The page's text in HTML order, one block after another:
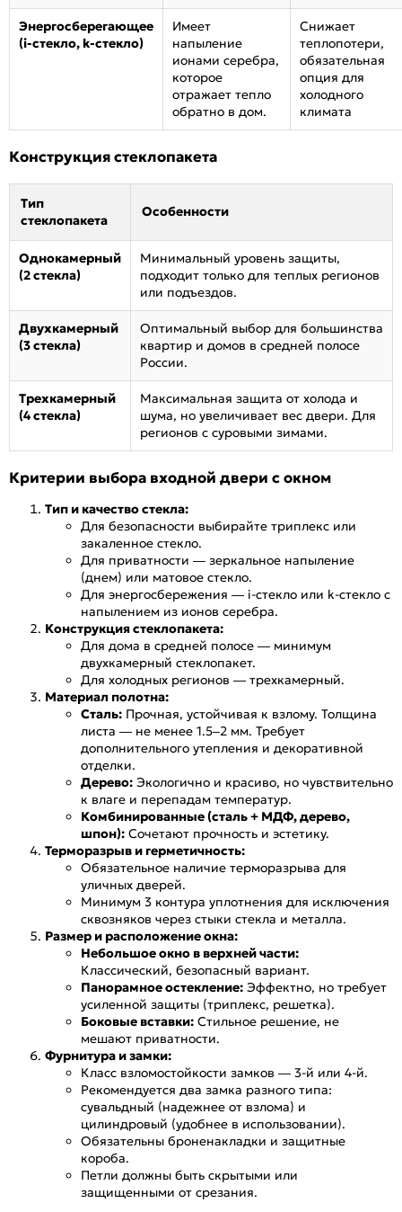
Энергосберегающее
(i-стекло, k-стекло)
Имеет
напыление
ионами серебра,
которое
отражает тепло
обратно в дом.
Снижает
теплопотери,
обязательная
опция для
холодного
климата
Конструкция стеклопакета
Тип
стеклопакета
Особенности
Однокамерный
(2 стекла)
Минимальный уровень защиты,
подходит только для теплых регионов
или подъездов.
Двухкамерный
(3 стекла)
Оптимальный выбор для большинства
квартир и домов в средней полосе
России.
Трехкамерный
(4 стекла)
Максимальная защита от холода и
шума, но увеличивает вес двери. Для
регионов с суровыми зимами.
Критерии выбора входной двери с окном
Тип и качество стекла:
Для безопасности выбирайте триплекс или
закаленное стекло.
Для приватности — зеркальное напыление
(днем) или матовое стекло.
Для энергосбережения — i-стекло или k-стекло с
напылением из ионов серебра.
Конструкция стеклопакета:
Для дома в средней полосе — минимум
двухкамерный стеклопакет.
Для холодных регионов — трехкамерный.
Материал полотна:
Сталь: Прочная, устойчивая к взлому. Толщина
листа — не менее 1.5–2 мм. Требует
дополнительного утепления и декоративной
отделки.
Дерево: Экологично и красиво, но чувствительно
к влаге и перепадам температур.
Комбинированные (сталь + МДФ, дерево,
шпон): Сочетают прочность и эстетику.
Терморазрыв и герметичность:
Обязательное наличие терморазрыва для
уличных дверей.
Минимум 3 контура уплотнения для исключения
сквозняков через стыки стекла и металла.
Размер и расположение окна:
Небольшое окно в верхней части:
Классический, безопасный вариант.
Панорамное остекление: Эффектно, но требует
усиленной защиты (триплекс, решетка).
Боковые вставки: Стильное решение, не
мешают приватности.
Фурнитура и замки:
Класс взломостойкости замков — 3-й или 4-й.
Рекомендуется два замка разного типа:
сувальдный (надежнее от взлома) и
цилиндровый (удобнее в использовании).
Обязательны броненакладки и защитные
короба.
Петли должны быть скрытыми или
защищенными от срезания.